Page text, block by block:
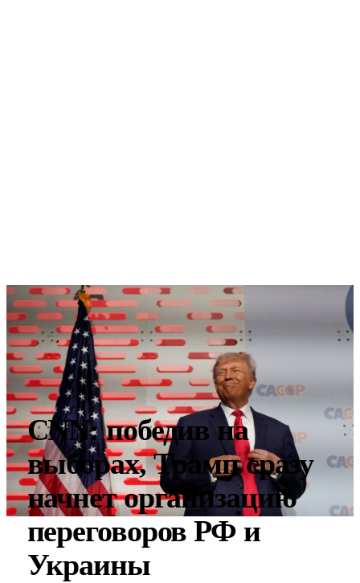
CNN: победив на
выборах, Трамп сразу
начнет организацию
переговоров РФ и
Украины